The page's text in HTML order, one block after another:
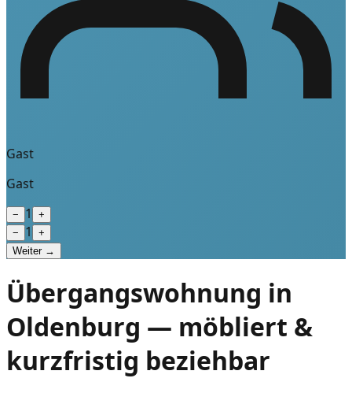
Gast
Gast
− 1
+
−
1
+
Weiter →
Übergangswohnung in
Oldenburg — möbliert &
kurzfristig beziehbar